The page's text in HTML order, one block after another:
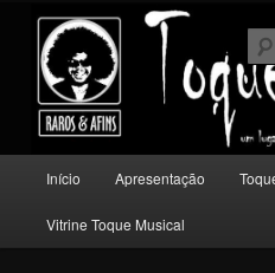
conteúdo
principal
conteúdo
secundário
Toque Musical
Um lugar para quem escuta música
principal
Início Apresentação
Vitrine Toque Musical